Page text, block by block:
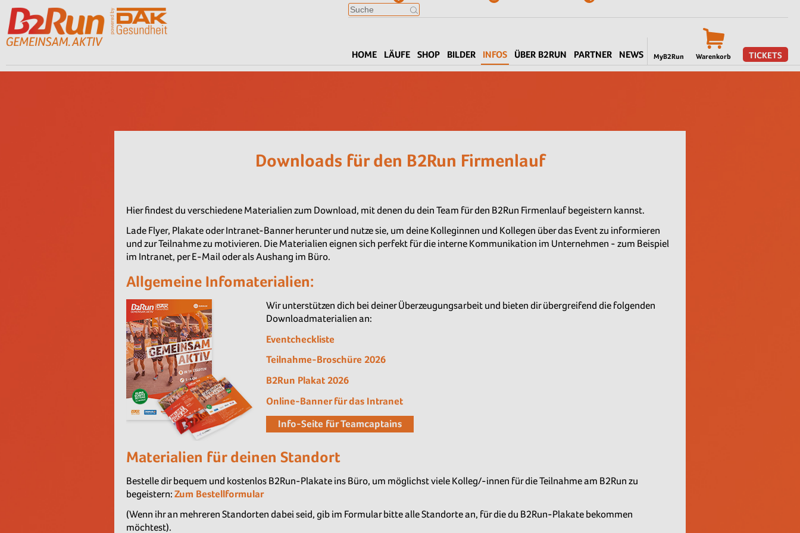
MyB2Run Warenkorb TICKETS
HOME LÄUFE SHOP BILDER INFOS ÜBER B2RUN PARTNER NEWS
Downloads für den B2Run Firmenlauf
Hier findest du verschiedene Materialien zum Download, mit denen du dein Team für den B2Run Firmenlauf begeistern kannst.
Lade Flyer, Plakate oder Intranet-Banner herunter und nutze sie, um deine Kolleginnen und Kollegen über das Event zu informieren
und zur Teilnahme zu motivieren. Die Materialien eignen sich perfekt für die interne Kommunikation im Unternehmen - zum Beispiel
im Intranet, per E-Mail oder als Aushang im Büro.
Allgemeine Infomaterialien:
Wir unterstützen dich bei deiner Überzeugungsarbeit und bieten dir übergreifend die folgenden
Downloadmaterialien an:
Eventcheckliste
Teilnahme-Broschüre 2026
B2Run Plakat 2026
Online-Banner für das Intranet
Info-Seite für Teamcaptains
Materialien für deinen Standort
Bestelle dir bequem und kostenlos B2Run-Plakate ins Büro, um möglichst viele Kolleg/-innen für die Teilnahme am B2Run zu
begeistern: Zum Bestellformular
(Wenn ihr an mehreren Standorten dabei seid, gib im Formular bitte alle Standorte an, für die du B2Run-Plakate bekommen
möchtest).